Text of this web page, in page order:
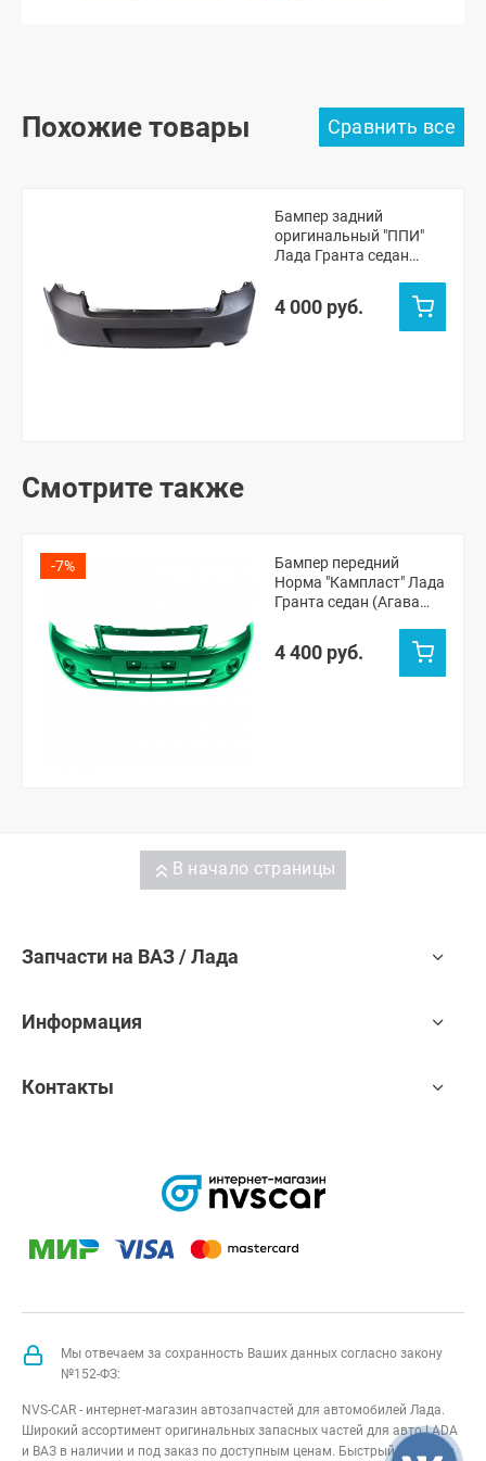
Похожие товары
Бампер задний
оригинальный "ППИ"
Лада Гранта седан
4 000 руб.
Смотрите также
-7%
Бампер передний
Норма "Кампласт" Лада
Гранта седан (Агава
4 400 руб.
В начало страницы
Запчасти на ВАЗ / Лада
Информация
Контакты
Мы отвечаем за сохранность Ваших данных согласно закону
№152-ФЗ:
NVS-CAR - интернет-магазин автозапчастей для автомобилей Лада.
Широкий ассортимент оригинальных запасных частей для авто LADA
и ВАЗ в наличии и под заказ по доступным ценам. Быстрый подбор и